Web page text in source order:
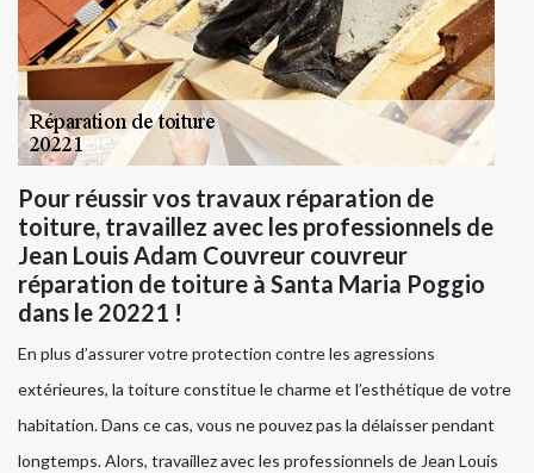
Pour réussir vos travaux réparation de
toiture, travaillez avec les professionnels de
Jean Louis Adam Couvreur couvreur
réparation de toiture à Santa Maria Poggio
dans le 20221 !
En plus d’assurer votre protection contre les agressions
extérieures, la toiture constitue le charme et l’esthétique de votre
habitation. Dans ce cas, vous ne pouvez pas la délaisser pendant
longtemps. Alors, travaillez avec les professionnels de Jean Louis